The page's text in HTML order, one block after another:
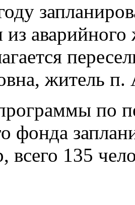
из
житель
по
фонда
всего 135